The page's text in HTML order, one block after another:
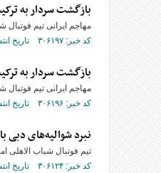
بازگشت سردار به
مهاجم ایرانی تیم فوتبال
کد خبر: ۳۰۶۱۹۷ تاریخ انتشار : ۱۴۰۵/۰۲/۰۱
بازگشت سردار به
مهاجم ایرانی تیم فوتبال
کد خبر: ۳۰۶۱۹۶ تاریخ انتشار : ۱۴۰۵/۰۲/۰۱
نبرد شوالیه‌های دبی
تیم فوتبال شباب الاهلی
کد خبر: ۳۰۶۱۲۴ تاریخ انتشار : ۱۴۰۵/۰۱/۳۱